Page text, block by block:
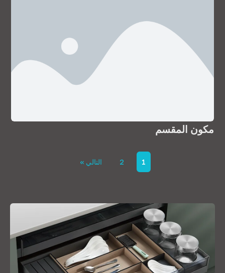
مكون المقسم
1
2 التالي »